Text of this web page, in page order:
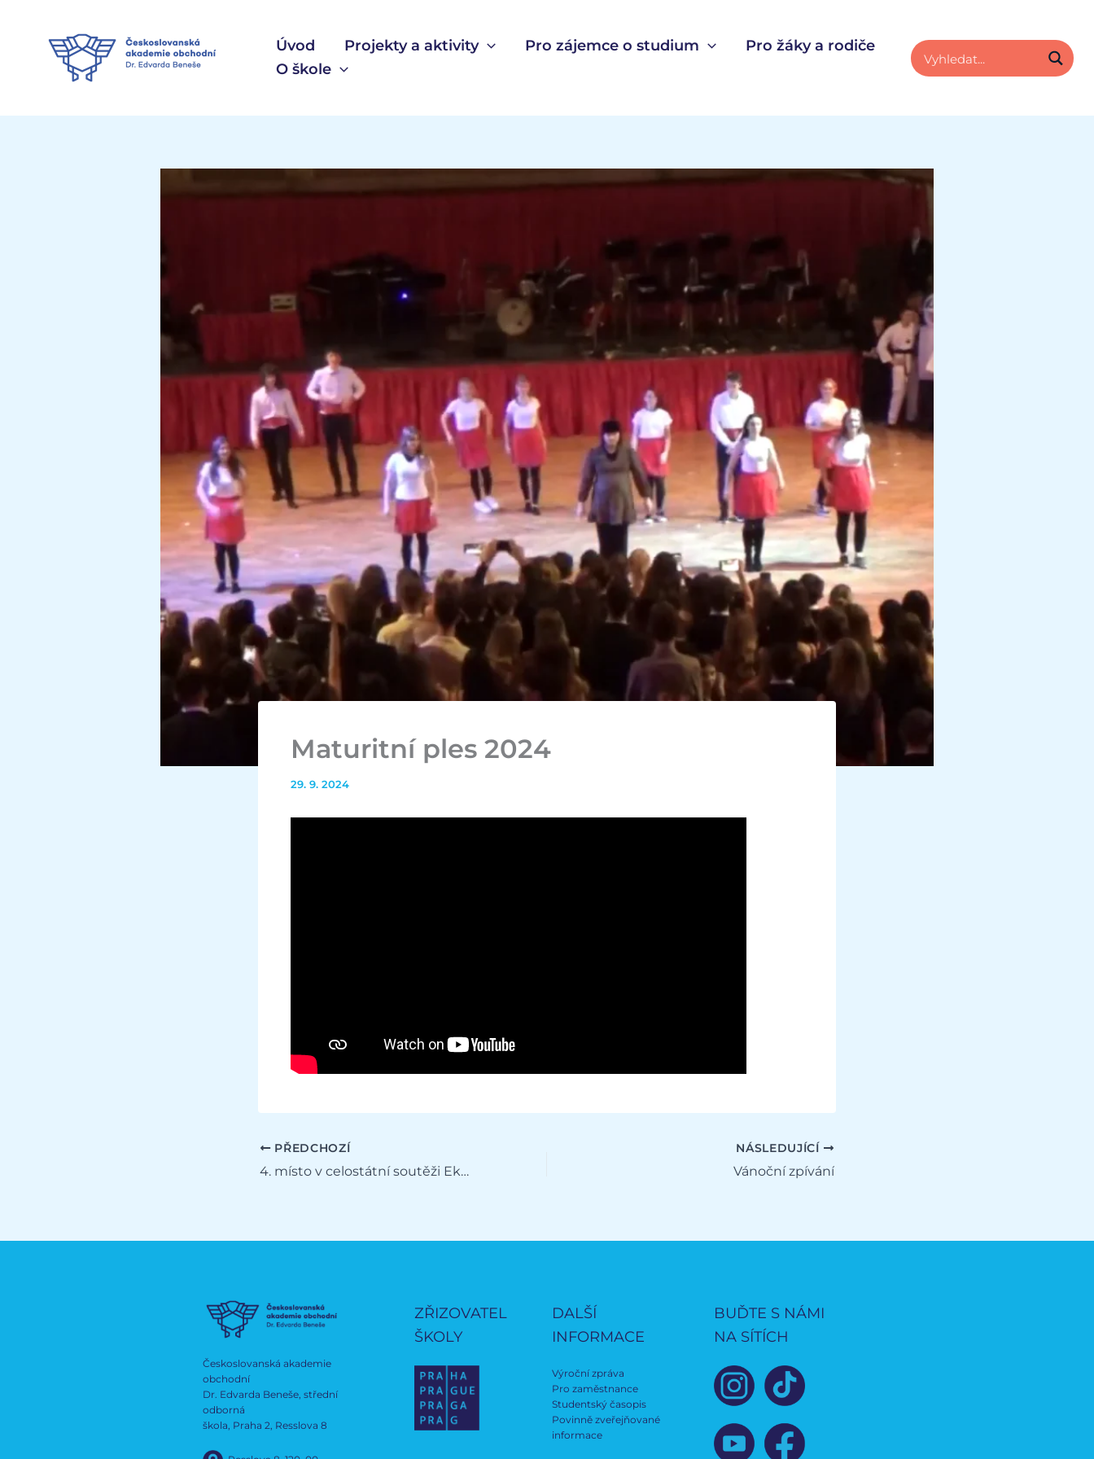
Úvod Projekty a aktivity Pro zájemce o studium
Pro žáky a rodiče
O škole
Maturitní ples 2024
29. 9. 2024
PŘEDCHOZÍ
4. místo v celostátní soutěži Ekonomický tým 2023
NÁSLEDUJÍCÍ
Vánoční zpívání
Českoslovanská akademie
obchodní
Dr. Edvarda Beneše, střední
odborná
škola, Praha 2, Resslova 8
ZŘIZOVATEL
ŠKOLY
DALŠÍ
INFORMACE
Výroční zpráva
Pro zaměstnance
Studentský časopis
Povinně zveřejňované
informace
BUĎTE S NÁMI
NA SÍTÍCH